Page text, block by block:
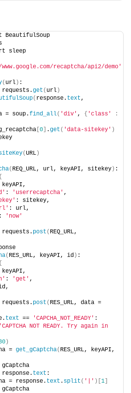
BeautifulSoup
sleep
recaptcha/api2/demo'
( url ) :
get ( url )
( response. text
= soup.
find_all( 'div' , { 'class'
:
0 .get ( 'data-sitekey' )
(URL )
( REQ_URL, url, keyAPI, sitekey ) :
: 'userrecaptcha' ,
: sitekey,
: url,
:
'now'
post ( REQ_URL,
( RES_URL, keyAPI, id ) :
: 'get' ,
post ( RES_URL, data =
text == 'CAPCHA_NOT_READY' :
'CAPTCHA NOT READY. Try again in
)
=
get_gCaptcha( RES_URL, keyAPI,
gCaptcha
response. text :
= response.
text . split ( '|' )[ 1
gCaptcha